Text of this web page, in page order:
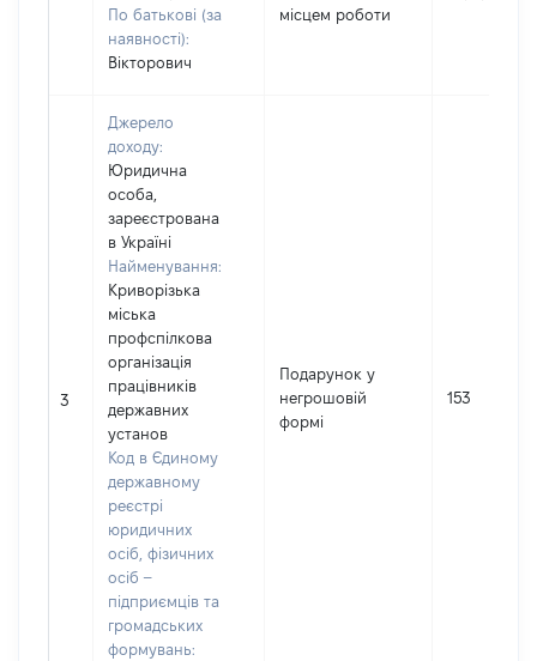
По батькові (за
наявності):
Вікторович
місцем роботи
3
Джерело
доходу:
Юридична
особа,
зареєстрована
в Україні
Найменування:
Криворізька
міська
профспілкова
організація
працівників
державних
установ
Код в Єдиному
державному
реєстрі
юридичних
осіб, фізичних
осіб –
підприємців та
громадських
формувань:
Подарунок у
негрошовій
формі
153